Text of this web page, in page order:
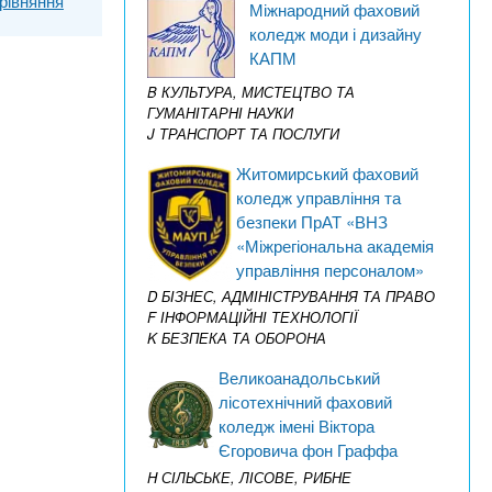
Міжнародний фаховий
коледж моди і дизайну
КАПМ
B КУЛЬТУРА, МИСТЕЦТВО ТА
ГУМАНІТАРНІ НАУКИ
J ТРАНСПОРТ ТА ПОСЛУГИ
Житомирський фаховий
коледж управління та
безпеки ПрАТ «ВНЗ
«Міжрегіональна академія
управління персоналом»
D БІЗНЕС, АДМІНІСТРУВАННЯ ТА ПРАВО
F ІНФОРМАЦІЙНІ ТЕХНОЛОГІЇ
K БЕЗПЕКА ТА ОБОРОНА
Великоанадольський
лісотехнічний фаховий
коледж імені Віктора
Єгоровича фон Граффа
H СІЛЬСЬКЕ, ЛІСОВЕ, РИБНЕ